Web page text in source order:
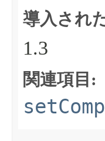
導入され
1.3
関連項目: